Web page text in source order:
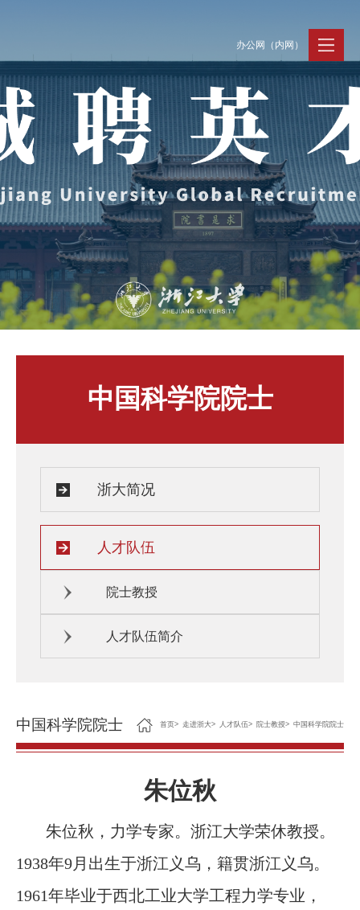
办公网（内网）
聚贤纳才
Jobs @ ZJU
招聘公告
加入我们
走进浙大
Discover ZJU
浙大简况
人才队伍
人才动态
News and Events
新闻速递
人才风采
事业发展
Careers @ ZJU
教师培训与荣誉
支持保障
Work and Life
住房资源
服务保障
中国科学院院士
浙大简况
人才队伍
院士教授
人才队伍简介
中国科学院院士 首页> 走进浙大> 人才队伍> 院士教授> 中国科学院院士
朱位秋
朱位秋，力学专家。浙江大学荣休教授。
1938年9月出生于浙江义乌 ，籍贯浙江义乌。
1961年毕业于西北工业大学工程力学专业，